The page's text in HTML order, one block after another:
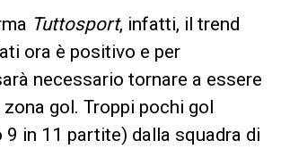
Tuttosport, infatti, il trend
ora è positivo e per
necessario tornare a essere
gol. Troppi pochi gol
9 in 11 partite) dalla squadra di